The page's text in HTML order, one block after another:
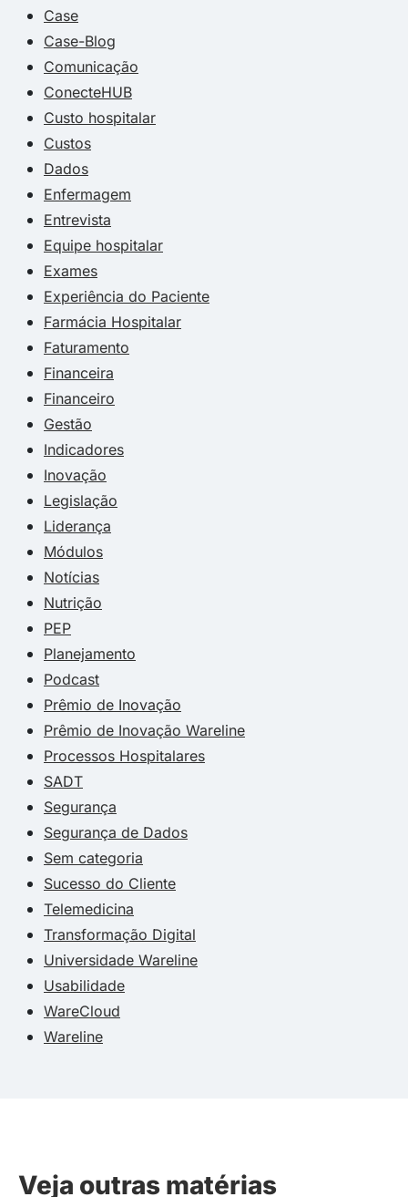
Case
Case-Blog
Comunicação
ConecteHUB
Custo hospitalar
Custos
Dados
Enfermagem
Entrevista
Equipe hospitalar
Exames
Experiência do Paciente
Farmácia Hospitalar
Faturamento
Financeira
Financeiro
Gestão
Indicadores
Inovação
Legislação
Liderança
Módulos
Notícias
Nutrição
PEP
Planejamento
Podcast
Prêmio de Inovação
Prêmio de Inovação Wareline
Processos Hospitalares
SADT
Segurança
Segurança de Dados
Sem categoria
Sucesso do Cliente
Telemedicina
Transformação Digital
Universidade Wareline
Usabilidade
WareCloud
Wareline
Veja outras matérias